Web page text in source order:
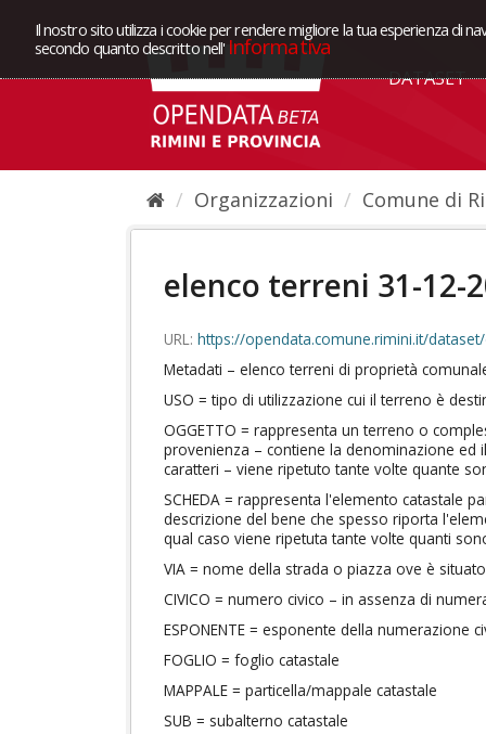
Il nostro sito utilizza i cookie per rendere migliore la tua esperienza di
secondo quanto descritto nell' Informativa
DATASET
Organizzazioni Comune di
elenco terreni 31-12-
URL: https://opendata.comune.rimini.it/dataset/daa7cf73-c721-
Metadati – elenco terreni di proprietà
USO = tipo di utilizzazione cui il terreno è
OGGETTO = rappresenta un terreno o
provenienza – contiene la denominazione
caratteri – viene ripetuto tante volte quante
SCHEDA = rappresenta l'elemento catastale
descrizione del bene che spesso riporta
qual caso viene ripetuta tante volte quanti
VIA = nome della strada o piazza ove è
CIVICO = numero civico – in assenza di
ESPONENTE = esponente della numerazione
FOGLIO = foglio catastale
MAPPALE = particella/mappale catastale
SUB = subalterno catastale